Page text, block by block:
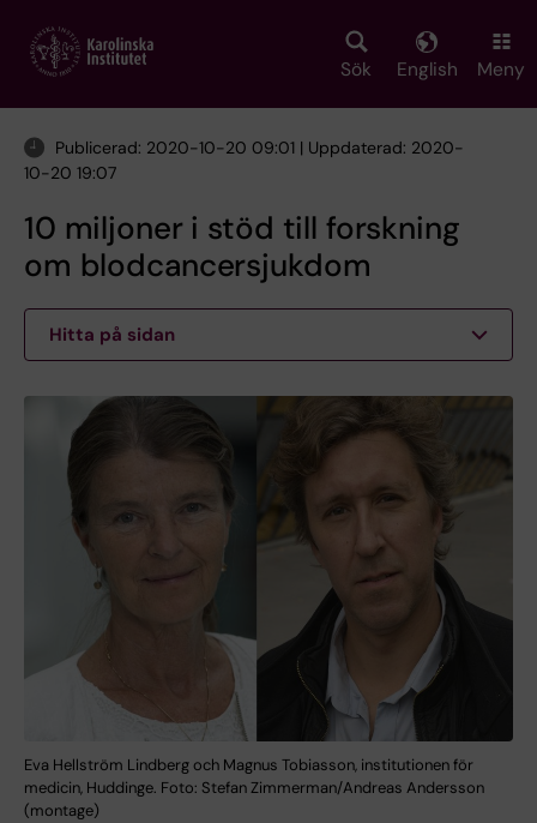
main
Sök English Meny
Publicerad: 2020-10-20 09:01 | Uppdaterad: 2020-
10-20 19:07
10 miljoner i stöd till forskning
om blodcancersjukdom
Hitta på sidan
Eva Hellström Lindberg och Magnus Tobiasson, institutionen för
medicin, Huddinge. Foto: Stefan Zimmerman/Andreas Andersson
(montage)